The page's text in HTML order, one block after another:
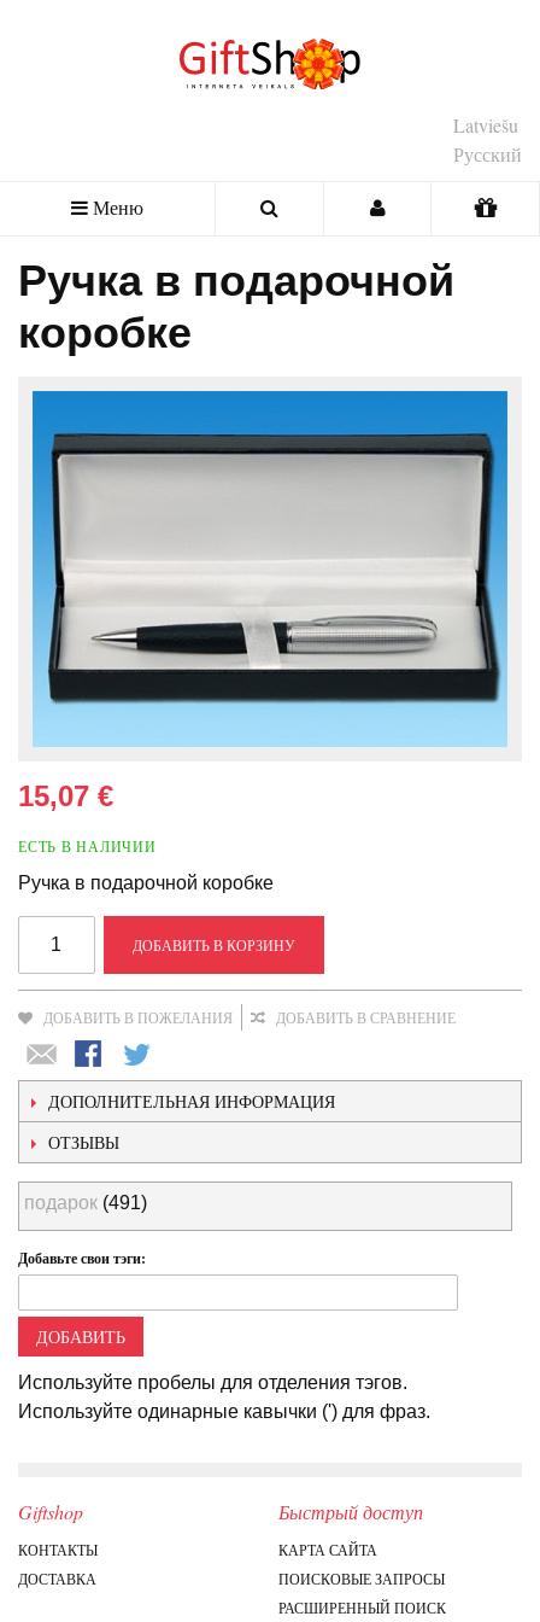
Latviešu
Русский
Меню
Ручка в подарочной
коробке
15,07 €
ЕСТЬ В НАЛИЧИИ
Ручка в подарочной коробке
ДОБАВИТЬ В КОРЗИНУ
ДОБАВИТЬ В ПОЖЕЛАНИЯ ДОБАВИТЬ В СРАВНЕНИЕ
ДОПОЛНИТЕЛЬНАЯ ИНФОРМАЦИЯ
ОТЗЫВЫ
подарок (491)
Добавьте свои тэги:
ДОБАВИТЬ
Используйте пробелы для отделения тэгов.
Используйте одинарные кавычки (') для фраз.
Giftshop
КОНТАКТЫ
ДОСТАВКА
Быстрый доступ
КАРТА САЙТА
ПОИСКОВЫЕ ЗАПРОСЫ
РАСШИРЕННЫЙ ПОИСК